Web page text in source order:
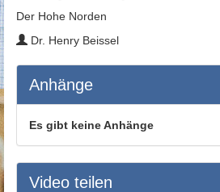
Der Hohe Norden
Dr. Henry Beissel
Anhänge
Es gibt keine Anhänge
Video teilen